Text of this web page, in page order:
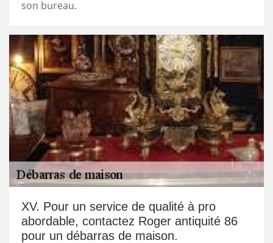
son bureau.
XV. Pour un service de qualité à pro
abordable, contactez Roger antiquité 86
pour un débarras de maison.